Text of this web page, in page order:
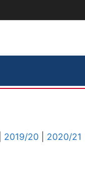
2019/20
2020/21